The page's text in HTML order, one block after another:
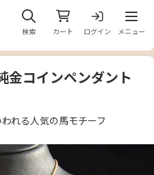
検索 カート ログイン
メニ
メニュー
金コインペンダント
れる人気の馬モチーフ